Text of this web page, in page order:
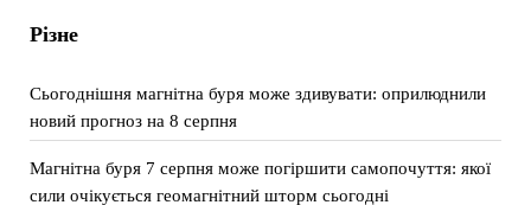
Різне
Сьогоднішня магнітна буря може здивувати: оприлюднили
новий прогноз на 8 серпня
Магнітна буря 7 серпня може погіршити самопочуття: якої
сили очікується геомагнітний шторм сьогодні